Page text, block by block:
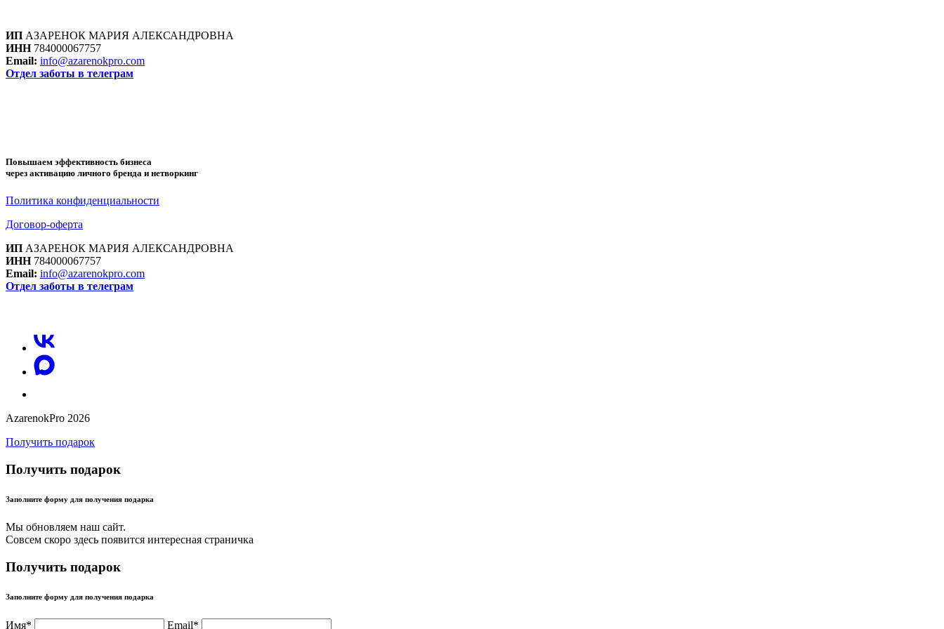
ИП АЗАРЕНОК МАРИЯ АЛЕКСАНДРОВНА
ИНН784000067757
Email: info@azarenokpro.com
Отдел заботы в телеграм
Повышаем эффективность бизнеса
через активацию личного бренда и нетворкинг
Политика конфиденциальности
Договор-оферта
ИП АЗАРЕНОК МАРИЯ АЛЕКСАНДРОВНА
ИНН784000067757
Email: info@azarenokpro.com
Отдел заботы в телеграм
AzarenokPro 2026
Получить подарок
Получить подарок
Заполните форму для получения подарка
Мы обновляем наш сайт.
Совсем скоро здесь появится интересная страничка
Получить подарок
Заполните форму для получения подарка
Имя* Email*